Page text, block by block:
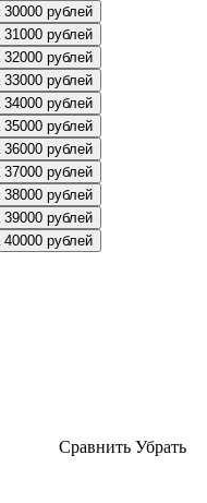
рублей
рублей
рублей
рублей
рублей
рублей
рублей
рублей
рублей
рублей
рублей
Cравнить Убрать